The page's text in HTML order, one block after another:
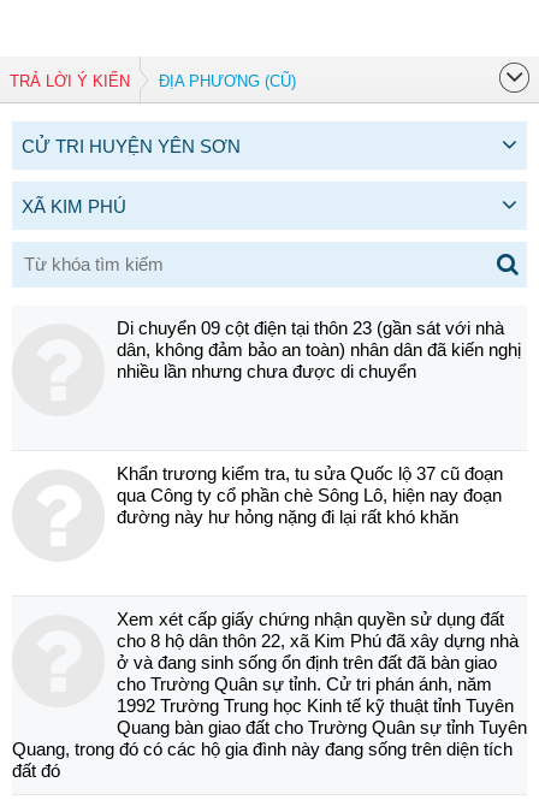
TRẢ LỜI Ý KIẾN ĐỊA PHƯƠNG (CŨ)
CỬ TRI HUYỆN YÊN SƠN
XÃ KIM PHÚ
Di chuyển 09 cột điện tại thôn 23 (gần sát với nhà
dân, không đảm bảo an toàn) nhân dân đã kiến nghị
nhiều lần nhưng chưa được di chuyển
Khẩn trương kiểm tra, tu sửa Quốc lộ 37 cũ đoạn
qua Công ty cổ phần chè Sông Lô, hiện nay đoạn
đường này hư hỏng nặng đi lại rất khó khăn
Xem xét cấp giấy chứng nhận quyền sử dụng đất
cho 8 hộ dân thôn 22, xã Kim Phú đã xây dựng nhà
ở và đang sinh sống ổn định trên đất đã bàn giao
cho Trường Quân sự tỉnh. Cử tri phán ánh, năm
1992 Trường Trung học Kinh tế kỹ thuật tỉnh Tuyên
Quang bàn giao đất cho Trường Quân sự tỉnh Tuyên
Quang, trong đó có các hộ gia đình này đang sống trên diện tích
đất đó